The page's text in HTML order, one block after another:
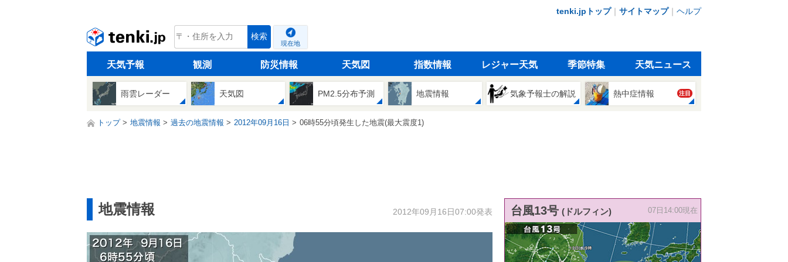
tenki.jpトップ｜ サイトマップ｜ ヘルプ
tenki.jp 検索
現在地
天気予報 観測 防災情報 天気図 指数情報 レジャー天気 季節特集 天気ニュース
雨雲レーダー 天気図 PM2.5分布予測 地震情報 気象予報士の解説 熱中症情報 注目
トップ 地震情報 過去の地震情報 2012年09月16日 06時55分頃発生した地震(最大震度1)
地震情報 2012年09月16日07:00発表 台風13号 (ドルフィン) 07日14:00現在